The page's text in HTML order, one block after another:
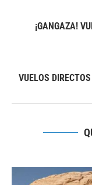
¡GANGAZA!
VUELOS